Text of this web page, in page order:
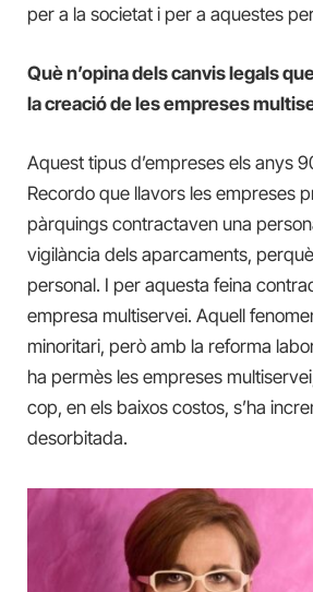
per a la societat i per a aquestes
Què n’opina dels canvis legals
la creació de les empreses
Aquest tipus d’empreses els anys
Recordo que llavors les empreses
pàrquings contractaven una
vigilància dels aparcaments,
personal. I per aquesta feina
empresa multiservei. Aquell
minoritari, però amb la reforma
ha permès les empreses
cop, en els baixos costos, s’ha
desorbitada.